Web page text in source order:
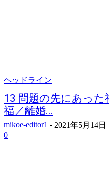
ヘッドライン
13 問題の先にあっ
福／離婚...
mikoe-editor1 - 2021年5月14日
0